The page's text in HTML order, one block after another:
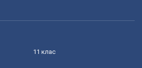
11 клас